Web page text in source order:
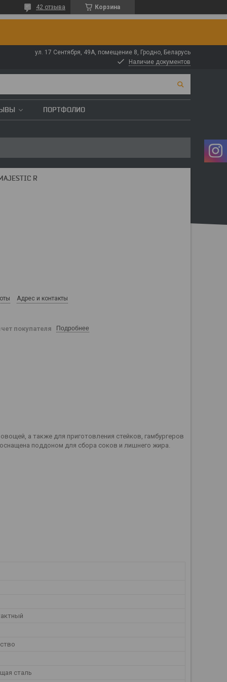
Корзина
42 отзыва
ул. 17 Сентября, 49А, помещение 8, Гродно, Беларусь
Наличие документов
ПОРТФОЛИО
R
Адрес и контакты
покупателя Подробнее
а также для приготовления стейков, гамбургеров
поддоном для сбора соков и лишнего жира.
сталь